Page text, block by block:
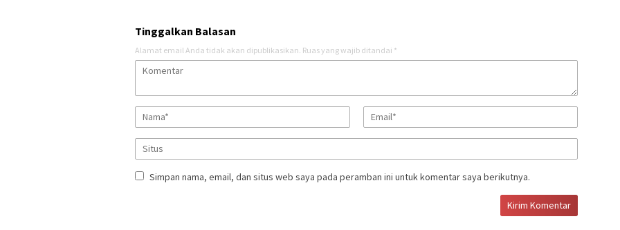
Tinggalkan Balasan
Alamat email Anda tidak akan dipublikasikan. Ruas yang wajib ditandai *
Simpan nama, email, dan situs web saya pada peramban ini untuk komentar saya berikutnya.